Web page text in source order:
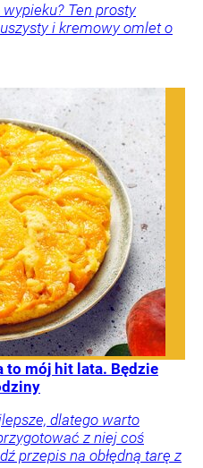
Ten prosty
i kremowy omlet o
to mój hit lata. Będzie
dlatego warto
z niej coś
przepis na obłędną tarę z